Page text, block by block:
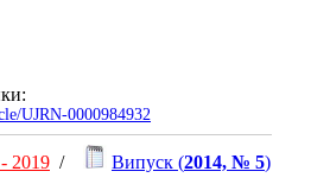
UJRN-0000984932
- 2019 / Випуск (2014, № 5)